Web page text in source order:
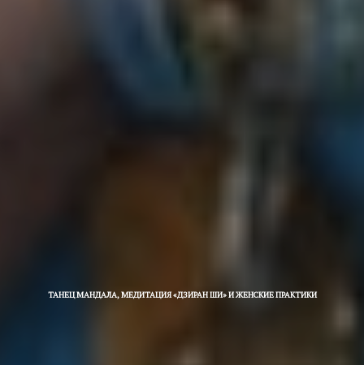
ТАНЕЦ МАНДАЛА, МЕДИТАЦИЯ «ДЗИРАН ШИ» И ЖЕНСКИЕ ПРАКТИКИ